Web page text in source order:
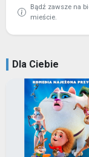
Bądź zawsze na
mieście.
Dla Ciebie